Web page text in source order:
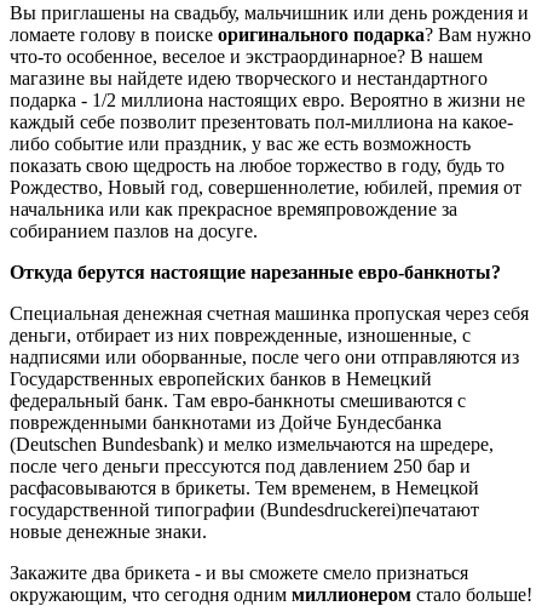
Вы приглашены на свадьбу, мальчишник или день рождения и
ломаете голову в поиске оригинального подарка? Вам нужно
что-то особенное, веселое и экстраординарное? В нашем
магазине вы найдете идею творческого и нестандартного
подарка - 1/2 миллиона настоящих евро. Вероятно в жизни не
каждый себе позволит презентовать пол-миллиона на какое-
либо событие или праздник, у вас же есть возможность
показать свою щедрость на любое торжество в году, будь то
Рождество, Новый год, совершеннолетие, юбилей, премия от
начальника или как прекрасное времяпровождение за
собиранием пазлов на досуге.
Откуда берутся настоящие нарезанные евро-банкноты?
Специальная денежная счетная машинка пропуская через себя
деньги, отбирает из них поврежденные, изношенные, с
надписями или оборванные, после чего они отправляются из
Государственных европейских банков в Немецкий
федеральный банк. Там евро-банкноты смешиваются с
поврежденными банкнотами из Дойче Бундесбанка
(Deutschen Bundesbank) и мелко измельчаются на шредере,
после чего деньги прессуются под давлением 250 бар и
расфасовываются в брикеты. Тем временем, в Немецкой
государственной типографии (Bundesdruckerei)печатают
новые денежные знаки.
Закажите два брикета - и вы сможете смело признаться
окружающим, что сегодня одним миллионером стало больше!